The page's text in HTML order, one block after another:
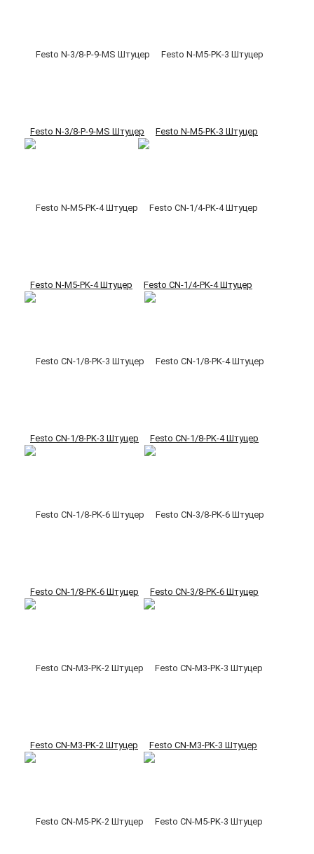
Festo N-3/8-P-9-MS Штуцер Festo N-M5-PK-3 Штуцер
Festo N-M5-PK-4 Штуцер Festo CN-1/4-PK-4 Штуцер
Festo CN-1/8-PK-3 Штуцер Festo CN-1/8-PK-4 Штуцер
Festo CN-1/8-PK-6 Штуцер Festo CN-3/8-PK-6 Штуцер
Festo CN-M3-PK-2 Штуцер Festo CN-M3-PK-3 Штуцер